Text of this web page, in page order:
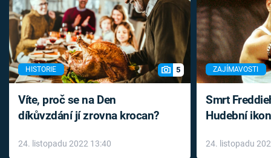
HISTORIE 5
Víte, proč se na Den
díkůvzdání jí zrovna krocan?
24. listopadu 2022 13:40
ZAJÍMAVOSTI
Smrt
Hudební
léky
24. listopadu